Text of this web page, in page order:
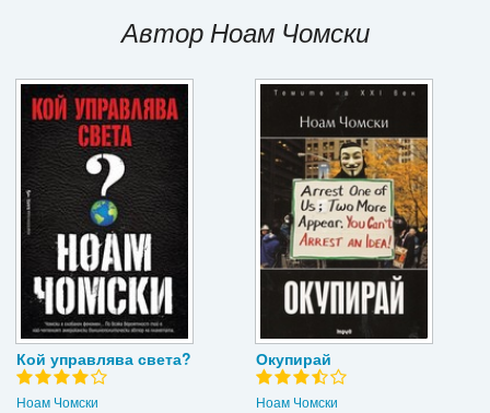
Подаръци
Ваучери
Промоции
Контакти
Вход
Регистрация
Автор Ноам Чомски
Кой управлява света?
Ноам Чомски
Окупирай
Ноам Чомски